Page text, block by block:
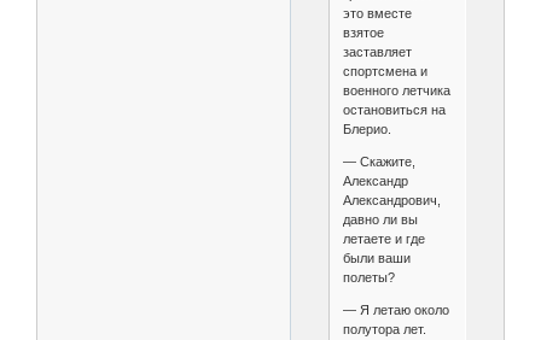
это вместе
взятое
заставляет
спортсмена и
военного летчика
остановиться на
Блерио.
— Скажите,
Александр
Александрович,
давно ли вы
летаете и где
были ваши
полеты?
— Я летаю около
полутора лет.